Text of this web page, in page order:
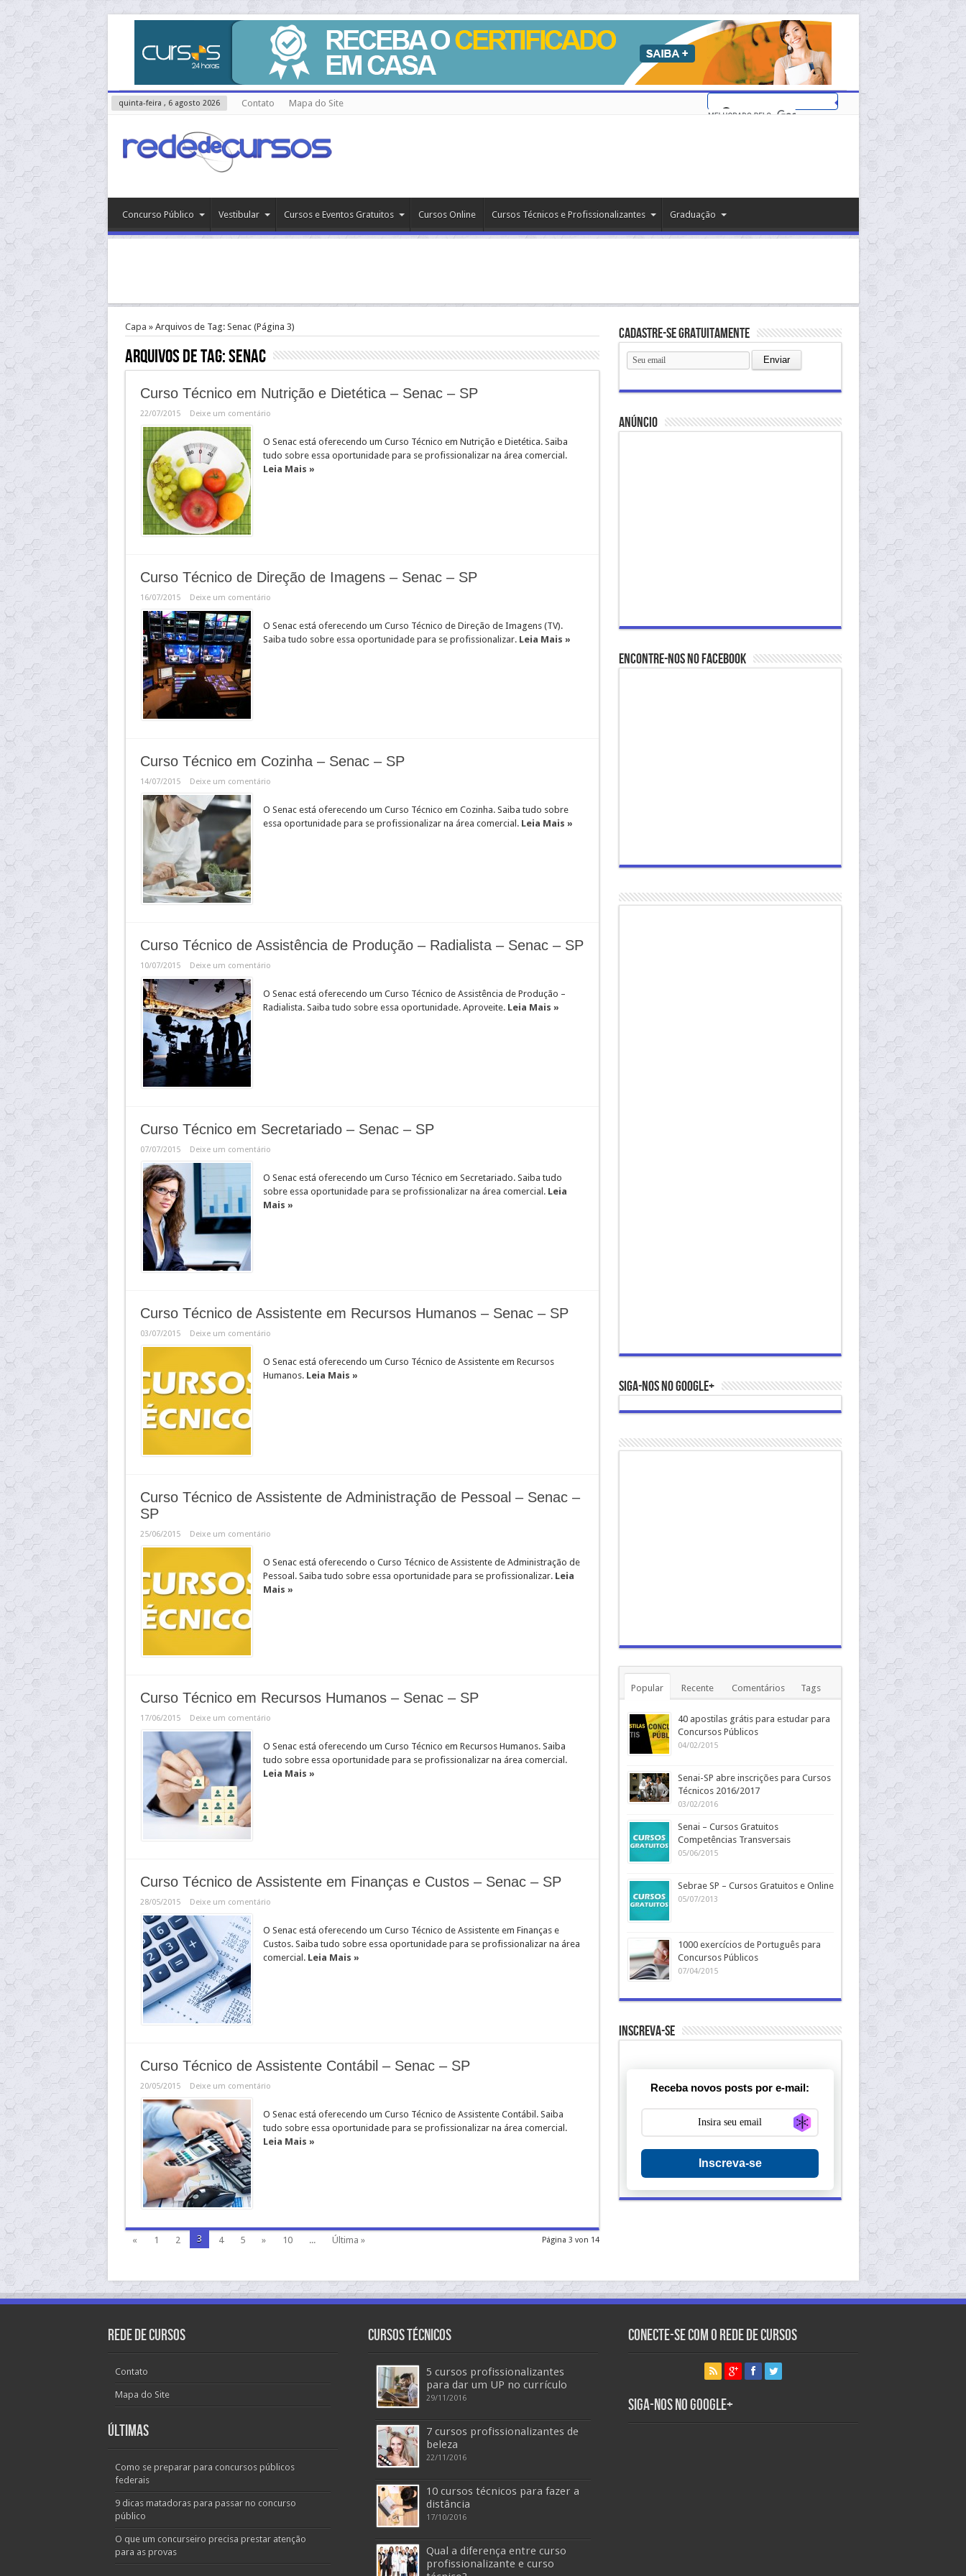
quinta-feira , 6 agosto 2026 Contato Mapa do Site
Concurso Público Vestibular Cursos e Eventos Gratuitos Cursos Online Cursos Técnicos e Profissionalizantes Graduação
Capa » Arquivos de Tag: Senac(Página 3)
Arquivos de Tag:Senac
Curso Técnico em Nutrição e Dietética – Senac – SP
22/07/2015 Deixe um comentário
O Senac está oferecendo um Curso Técnico em Nutrição e Dietética. Saiba
tudo sobre essa oportunidade para se profissionalizar na área comercial.
Leia Mais »
Curso Técnico de Direção de Imagens – Senac – SP
16/07/2015 Deixe um comentário
O Senac está oferecendo um Curso Técnico de Direção de Imagens (TV).
Saiba tudo sobre essa oportunidade para se profissionalizar. Leia Mais »
Curso Técnico em Cozinha – Senac – SP
14/07/2015 Deixe um comentário
O Senac está oferecendo um Curso Técnico em Cozinha. Saiba tudo sobre
essa oportunidade para se profissionalizar na área comercial. Leia Mais »
Curso Técnico de Assistência de Produção – Radialista – Senac – SP
10/07/2015 Deixe um comentário
O Senac está oferecendo um Curso Técnico de Assistência de Produção –
Radialista. Saiba tudo sobre essa oportunidade. Aproveite. Leia Mais »
Curso Técnico em Secretariado – Senac – SP
07/07/2015 Deixe um comentário
O Senac está oferecendo um Curso Técnico em Secretariado. Saiba tudo
sobre essa oportunidade para se profissionalizar na área comercial. Leia
Mais »
Curso Técnico de Assistente em Recursos Humanos – Senac – SP
03/07/2015 Deixe um comentário
O Senac está oferecendo um Curso Técnico de Assistente em Recursos
Humanos. Leia Mais »
Curso Técnico de Assistente de Administração de Pessoal – Senac –
SP
25/06/2015 Deixe um comentário
O Senac está oferecendo o Curso Técnico de Assistente de Administração de
Pessoal. Saiba tudo sobre essa oportunidade para se profissionalizar. Leia
Mais »
Curso Técnico em Recursos Humanos – Senac – SP
17/06/2015 Deixe um comentário
O Senac está oferecendo um Curso Técnico em Recursos Humanos. Saiba
tudo sobre essa oportunidade para se profissionalizar na área comercial.
Leia Mais »
Curso Técnico de Assistente em Finanças e Custos – Senac – SP
28/05/2015 Deixe um comentário
O Senac está oferecendo um Curso Técnico de Assistente em Finanças e
Custos. Saiba tudo sobre essa oportunidade para se profissionalizar na área
comercial. Leia Mais »
Curso Técnico de Assistente Contábil – Senac – SP
20/05/2015 Deixe um comentário
O Senac está oferecendo um Curso Técnico de Assistente Contábil. Saiba
tudo sobre essa oportunidade para se profissionalizar na área comercial.
Leia Mais »
Página 3 von 14
« 1 2 3 4 5 » 10 ... Última »
Cadastre-se gratuitamente
anúncio
Encontre-nos no Facebook
Siga-nos no Google+
Popular Recente Comentários Tags
40 apostilas grátis para estudar para
Concursos Públicos
04/02/2015
Senai-SP abre inscrições para Cursos
Técnicos 2016/2017
03/02/2016
Senai – Cursos Gratuitos
Competências Transversais
05/06/2015
Sebrae SP – Cursos Gratuitos e Online
05/07/2013
1000 exercícios de Português para
Concursos Públicos
07/04/2015
Inscreva-se
Receba novos posts por e-mail:
Inscreva-se
Rede de Cursos
Contato
Mapa do Site
Últimas
Como se preparar para concursos públicos
federais
9 dicas matadoras para passar no concurso
público
O que um concurseiro precisa prestar atenção
para as provas
Cursos Técnicos
5 cursos profissionalizantes
para dar um UP no currículo
29/11/2016
7 cursos profissionalizantes de
beleza
22/11/2016
10 cursos técnicos para fazer a
distância
17/10/2016
Qual a diferença entre curso
profissionalizante e curso
Conecte-se com o Rede de Cursos
Siga-nos no Google+